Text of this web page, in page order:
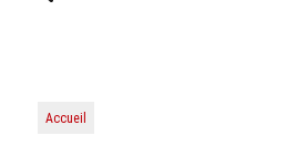
Accueil